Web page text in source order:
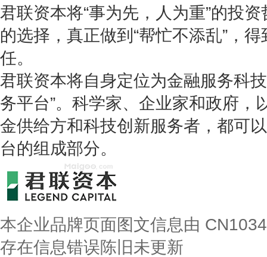
君联资本将“事为先，人为重”的投
的选择，真正做到“帮忙不添乱”，
任。
君联资本将自身定位为金融服务科
务平台”。科学家、企业家和政府，
金供给方和科技创新服务者，都可
台的组成部分。
本企业品牌页面图文信息由
存在信息错误陈旧未更新